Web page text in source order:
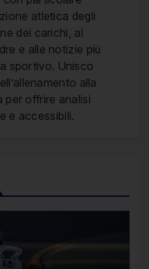
atletica degli
dei carichi, al
e alle notizie più
sportivo. Unisco
alla
per offrire analisi
e accessibili.